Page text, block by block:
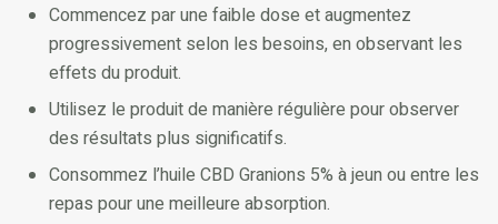
Commencez par une faible dose et augmentez
progressivement selon les besoins, en observant les
effets du produit.
Utilisez le produit de manière régulière pour observer
des résultats plus significatifs.
Consommez l’huile CBD Granions 5% à jeun ou entre les
repas pour une meilleure absorption.